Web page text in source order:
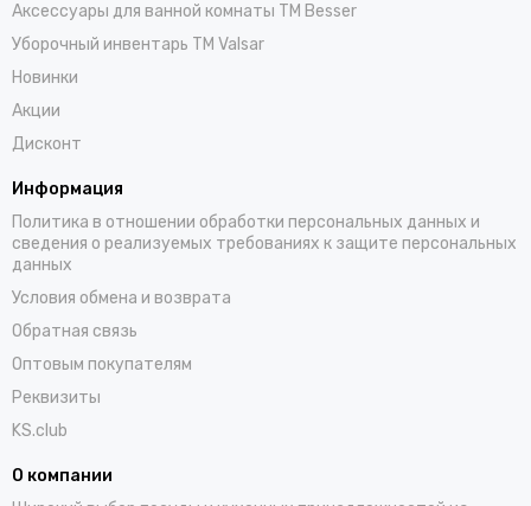
Аксессуары для ванной комнаты TM Besser
Уборочный инвентарь TM Valsar
Новинки
Акции
Дисконт
Информация
Политика в отношении обработки персональных данных и
сведения о реализуемых требованиях к защите персональных
данных
Условия обмена и возврата
Обратная связь
Оптовым покупателям
Реквизиты
KS.club
О компании